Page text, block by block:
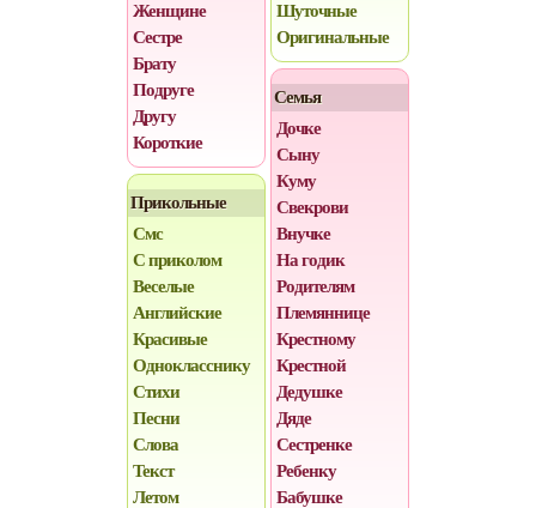
Женщине
Сестре
Брату
Подруге
Другу
Короткие
Прикольные
Смс
С приколом
Веселые
Английские
Красивые
Однокласснику
Стихи
Песни
Слова
Текст
Летом
Шуточные
Оригинальные
Семья
Дочке
Сыну
Куму
Свекрови
Внучке
На годик
Родителям
Племяннице
Крестному
Крестной
Дедушке
Дяде
Сестренке
Ребенку
Бабушке